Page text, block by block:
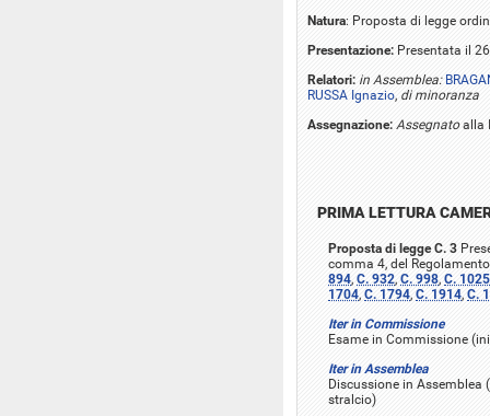
Natura: Proposta di legge
Presentazione: Presentata il
Relatori: in Assemblea:
RUSSA Ignazio, di minoranza
Assegnazione: Assegnatoalla
PRIMA LETTURA
Proposta di legge C. 3
comma 4, del
894, C. 932, C. 998, C. 1025
1704, C. 1794, C. 1914, C.
Iter in Commissione
Esame in Commissione
Iter in Assemblea
Discussione in
stralcio)